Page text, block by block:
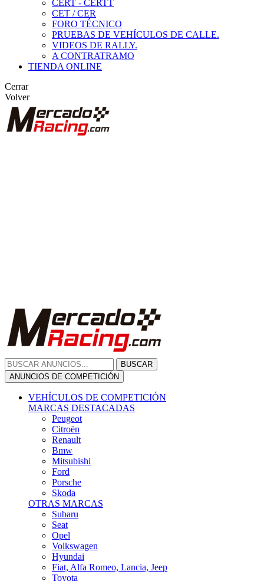
CERT - CERTT
CET / CER
FORO TÉCNICO
PRUEBAS DE VEHÍCULOS DE CALLE.
VIDEOS DE RALLY.
A CONTRATRAMO
TIENDA ONLINE
Cerrar
Volver
Porsche
Skoda
OTRAS MARCAS
Seat
Opel
Volkswagen
Hyundai
Fiat, Alfa Romeo, Lancia, Jeep
Toyota
Suzuki
Honda
Mini
Dacia
Audi
Otras Marcas
ANUNCIOS DE COMPRA
Compra De Coches
ALQUILER VEHÍCULOS
ALQUILER VEHÍCULOS
Ofertas
Búsquedas
PERSONAL
COPILOTOS
Copilotos Disponibles